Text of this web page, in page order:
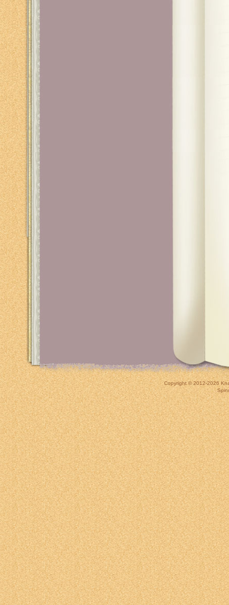
Copyright © 2012-2026